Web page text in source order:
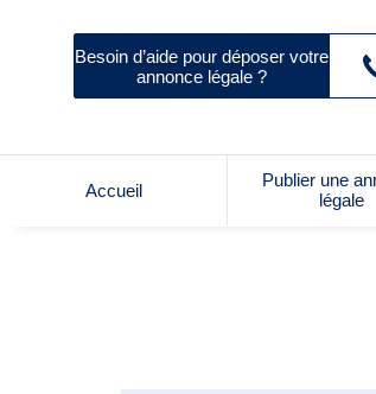
Besoin d’aide pour déposer votre
annonce légale ?
Accueil
Publier une
légale